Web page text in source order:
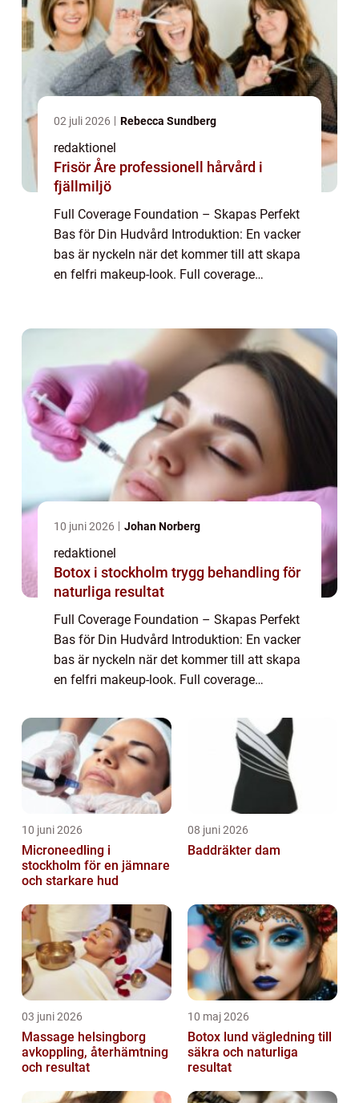
02 juli 2026 Rebecca Sundberg
redaktionel
Frisör Åre professionell hårvård i
fjällmiljö
Full Coverage Foundation – Skapas Perfekt
Bas för Din Hudvård Introduktion: En vacker
bas är nyckeln när det kommer till att skapa
en felfri makeup-look. Full coverage
10 juni 2026 Johan Norberg
redaktionel
Botox i stockholm trygg behandling för
naturliga resultat
Full Coverage Foundation – Skapas Perfekt
Bas för Din Hudvård Introduktion: En vacker
bas är nyckeln när det kommer till att skapa
en felfri makeup-look. Full coverage
uppnå detta. I denna artikel komm...
10 juni 2026
Microneedling i
stockholm för en jämnare
och starkare hud
08 juni 2026
Baddräkter dam
03 juni 2026
Massage helsingborg
avkoppling, återhämtning
och resultat
10 maj 2026
Botox lund vägledning till
säkra och naturliga
resultat